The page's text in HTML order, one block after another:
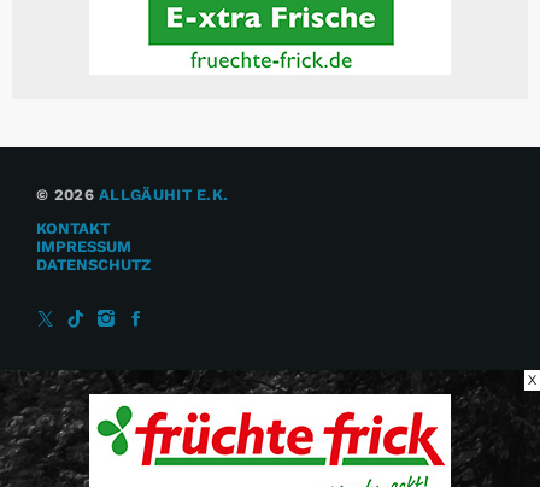
© 2026ALLGÄUHIT E.K.
KONTAKT
IMPRESSUM
DATENSCHUTZ
X